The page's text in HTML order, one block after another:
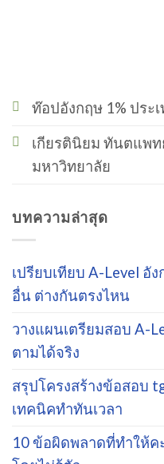
ท๊อปอังกฤษ 1% ประ
เกียรตินิยม ทันตแพ
มหาวิทยาลัย
บทความล่าสุด
เปรียบเทียบ A-Level อั
อื่น ต่างกันตรงไหน
วางแผนเตรียมสอบ A-
ตามได้จริง
สรุปโครงสร้างข้อสอบ
เทคนิคทำทันเวลา
10 ข้อผิดพลาดที่ทำให้